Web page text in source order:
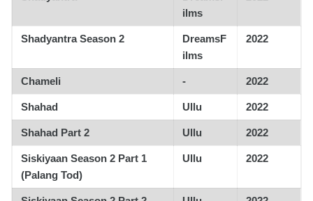
ilms
Shadyantra Season 2
DreamsF
ilms
2022
Chameli - 2022
Shahad Ullu 2022
Shahad Part 2 Ullu 2022
Siskiyaan Season 2 Part 1
(Palang Tod)
Ullu 2022